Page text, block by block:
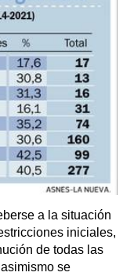
a la situación
iniciales,
de todas las
se